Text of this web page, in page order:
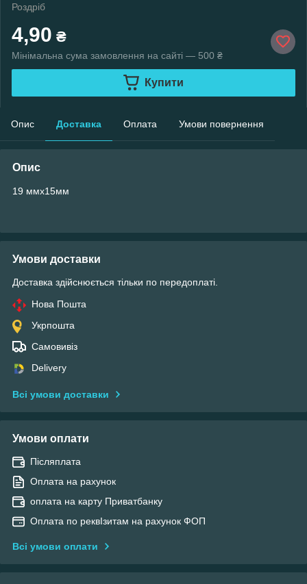
Роздріб
4,90 ₴
Мінімальна сума замовлення на сайті — 500 ₴
Купити
Опис Доставка Оплата Умови повернення
Опис
19 ммх15мм
Умови доставки
Доставка здійснюється тільки по передоплаті.
Нова Пошта
Укрпошта
Самовивіз
Delivery
Всі умови доставки
Умови оплати
Післяплата
Оплата на рахунок
оплата на карту Приватбанку
Оплата по реквІзитам на рахунок ФОП
Всі умови оплати